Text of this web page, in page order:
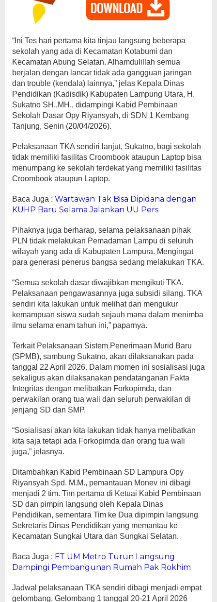
“Ini Tes hari pertama kita tinjau langsung beberapa
sekolah yang ada di Kecamatan Kotabumi dan
Kecamatan Abung Selatan. Alhamdulillah semua
berjalan dengan lancar tidak ada gangguan jaringan
dan trouble (kendala) lainnya,” jelas Kepala Dinas
Pendidikan (Kadisdik) Kabupaten Lampung Utara, H.
Sukatno SH.,MH., didampingi Kabid Pembinaan
Sekolah Dasar Opy Riyansyah, di SDN 1 Kembang
Tanjung, Senin (20/04/2026).
Pelaksanaan TKA sendiri lanjut, Sukatno, bagi sekolah
tidak memiliki fasilitas Croombook ataupun Laptop bisa
menumpang ke sekolah terdekat yang memiliki fasilitas
Croombook ataupun Laptop.
Baca Juga : Wartawan Tak Bisa Dipidana dengan
KUHP Baru Selama Jalankan UU Pers
Pihaknya juga berharap, selama pelaksanaan pihak
PLN tidak melakukan Pemadaman Lampu di seluruh
wilayah yang ada di Kabupaten Lampura. Mengingat
para generasi penerus bangsa sedang melakukan TKA.
“Semua sekolah dasar diwajibkan mengikuti TKA.
Pelaksanaan pengawasannya juga subsidi silang. TKA
sendiri kita lakukan untuk melihat dan mengukur
kemampuan siswa sudah sejauh mana dalam menimba
ilmu selama enam tahun ini,” paparnya.
Terkait Pelaksanaan Sistem Penerimaan Murid Baru
(SPMB), sambung Sukatno, akan dilaksanakan pada
tanggal 22 April 2026. Dalam momen ini sosialisasi juga
sekaligus akan dilaksanakan pendatanganan Fakta
Integritas dengan melibatkan Forkopimda, dan
perwakilan orang tua wali dan seluruh perwakilan di
jenjang SD dan SMP.
“Sosialisasi akan kita lakukan tidak hanya melibatkan
kita saja tetapi ada Forkopimda dan orang tua wali
juga,” jelasnya.
Ditambahkan Kabid Pembinaan SD Lampura Opy
Riyansyah Spd. M.M., pemantauan Monev ini dibagi
menjadi 2 tim. Tim pertama di Ketuai Kabid Pembinaan
SD dan pimpin langsung oleh Kepala Dinas
Pendidikan, sementara Tim ke Dua dipimpin langsung
Sekretaris Dinas Pendidikan yang memantau ke
Kecamatan Sungkai Utara dan Sungkai Selatan.
Baca Juga : FT UM Metro Turun Langsung
Dampingi Pembangunan Rumah Pak Rokhim
Jadwal pelaksanaan TKA sendiri dibagi menjadi empat
gelombang. Gelombang 1 tanggal 20-21 April 2026